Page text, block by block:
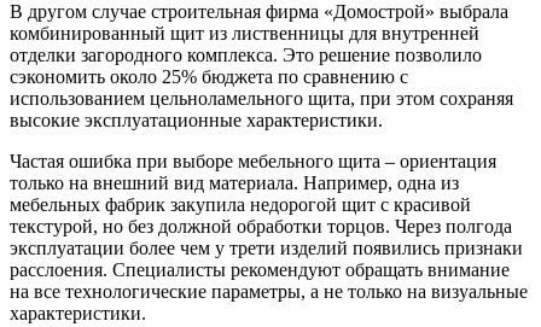
В другом случае строительная фирма «Домострой» выбрала
комбинированный щит из лиственницы для внутренней
отделки загородного комплекса. Это решение позволило
сэкономить около 25% бюджета по сравнению с
использованием цельноламельного щита, при этом сохраняя
высокие эксплуатационные характеристики.
Частая ошибка при выборе мебельного щита – ориентация
только на внешний вид материала. Например, одна из
мебельных фабрик закупила недорогой щит с красивой
текстурой, но без должной обработки торцов. Через полгода
эксплуатации более чем у трети изделий появились признаки
расслоения. Специалисты рекомендуют обращать внимание
на все технологические параметры, а не только на визуальные
характеристики.